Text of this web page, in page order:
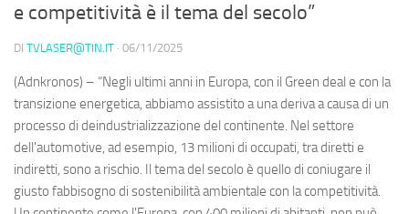
e competitività è il tema del secolo”
DI TVLASER@TIN.IT · 06/11/2025
(Adnkronos) – “Negli ultimi anni in Europa, con il Green deal e con la
transizione energetica, abbiamo assistito a una deriva a causa di un
processo di deindustrializzazione del continente. Nel settore
dell'automotive, ad esempio, 13 milioni di occupati, tra diretti e
indiretti, sono a rischio. Il tema del secolo è quello di coniugare il
giusto fabbisogno di sostenibilità ambientale con la competitività.